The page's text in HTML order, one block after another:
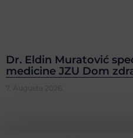
Dr. Eldin Muratović
medicine JZU Dom
7. Augusta 2026.